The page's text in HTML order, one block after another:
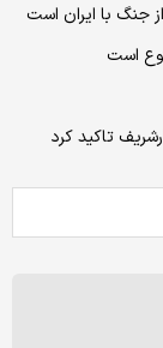
جنگ با ایران است
است